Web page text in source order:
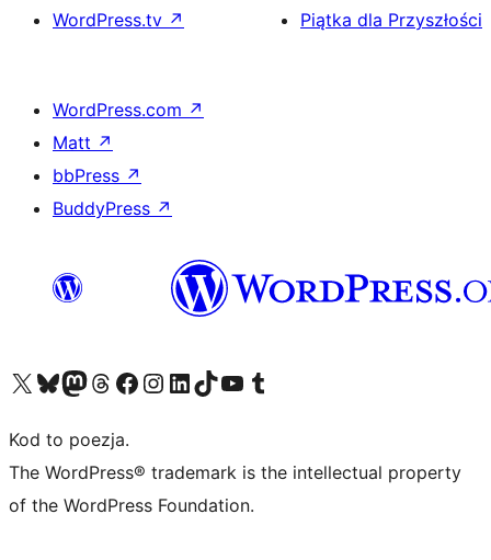
WordPress.tv ↗
Piątka dla Przyszłości
WordPress.com ↗
Matt ↗
bbPress ↗
BuddyPress ↗
Odwiedź nasze konto X (dawniej Twitter)
Odwiedź nasze konto Bluesky
Odwiedź nasze konto na Mastodoncie
Odwiedź naszego Threadsa
Odwiedź naszego Facebooka
Odwiedź nasze konto na Instagramie
Odwiedź nasze konto na LinkedIn
Odwiedź naszego TikToka
Odwiedź nasz kanał YouTube
Odwiedź naszego Tumblra
Kod to poezja.
The WordPress® trademark is the intellectual property
of the WordPress Foundation.